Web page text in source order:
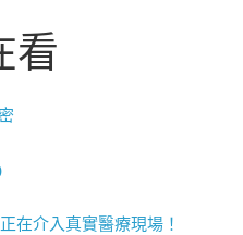
看
在介入真實醫療現場！